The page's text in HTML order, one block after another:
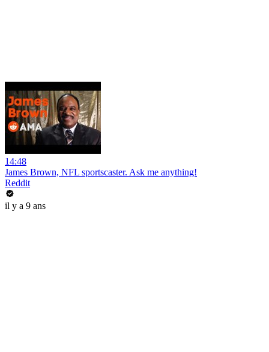
14:48
James Brown, NFL sportscaster. Ask me anything!
Reddit
il y a 9 ans